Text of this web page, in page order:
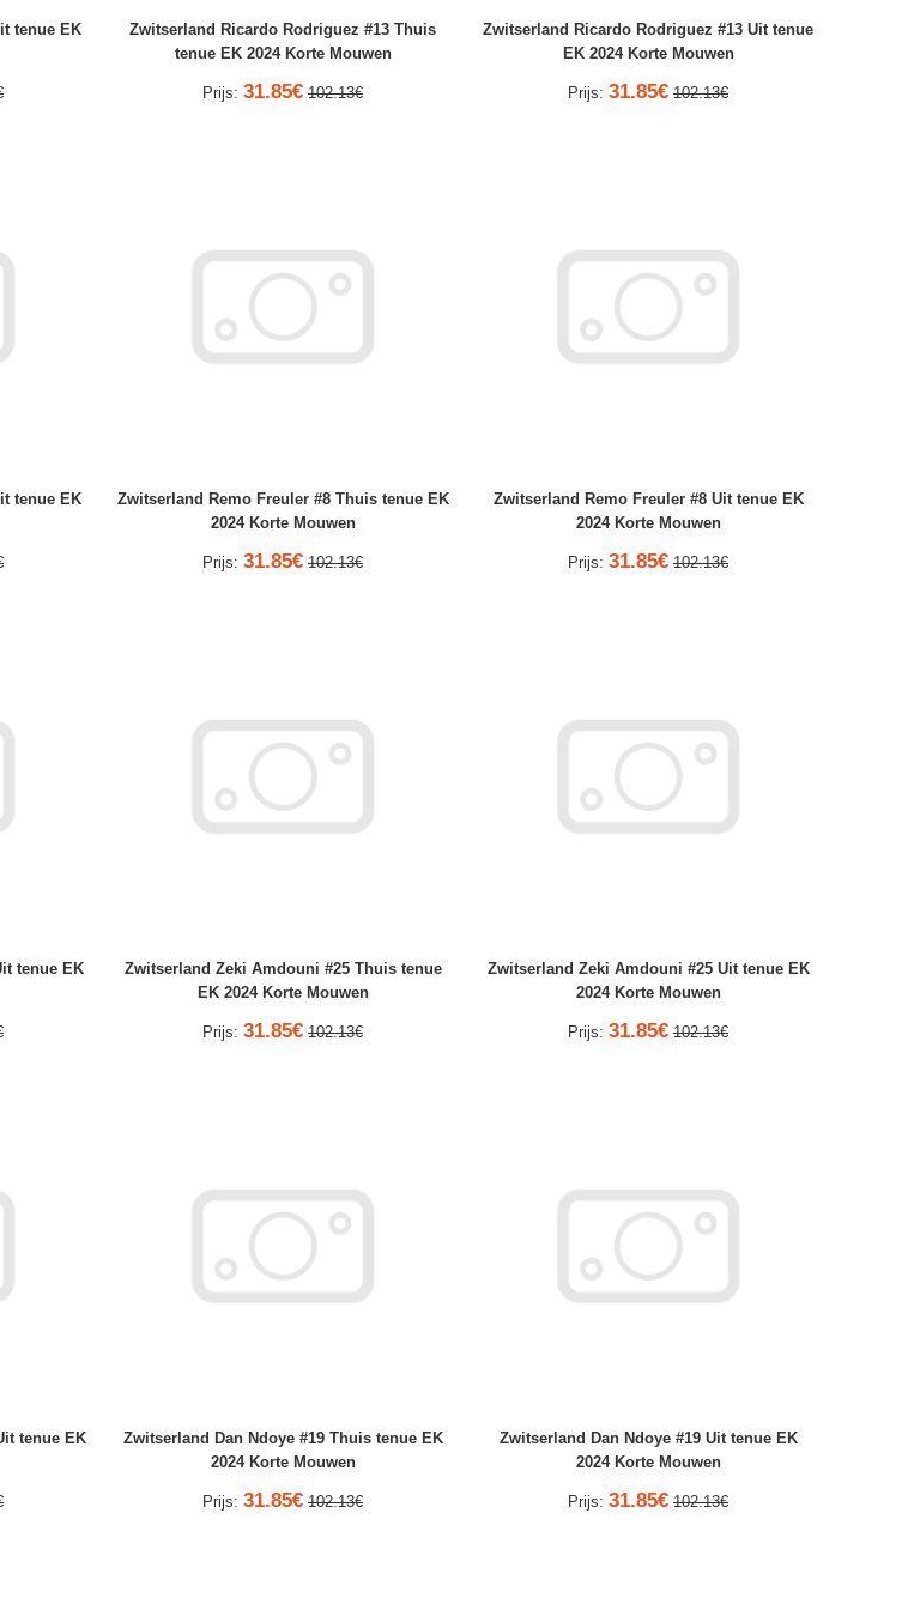
tenue EK
Zwitserland Ricardo Rodriguez #13 Thuis
tenue EK 2024 Korte Mouwen
Prijs: 31.85€ 102.13€
Zwitserland Ricardo Rodriguez #13 Uit tenue
EK 2024 Korte Mouwen
Prijs: 31.85€ 102.13€
tenue EK
Zwitserland Remo Freuler #8 Thuis tenue EK
2024 Korte Mouwen
Prijs: 31.85€ 102.13€
Zwitserland Remo Freuler #8 Uit tenue EK
2024 Korte Mouwen
Prijs: 31.85€ 102.13€
tenue EK
Zwitserland Zeki Amdouni #25 Thuis tenue
EK 2024 Korte Mouwen
Prijs: 31.85€ 102.13€
Zwitserland Zeki Amdouni #25 Uit tenue EK
2024 Korte Mouwen
Prijs: 31.85€ 102.13€
tenue EK
Zwitserland Dan Ndoye #19 Thuis tenue EK
2024 Korte Mouwen
Prijs: 31.85€ 102.13€
Zwitserland Dan Ndoye #19 Uit tenue EK
2024 Korte Mouwen
Prijs: 31.85€ 102.13€